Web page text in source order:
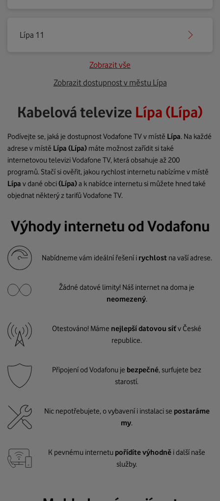
Lípa 11
Zobrazit vše
Zobrazit dostupnost v městu Lípa
Kabelová televize Lípa (Lípa)
Podívejte se, jaká je dostupnost Vodafone TV v místě Lípa. Na každé
adrese v místě Lípa (Lípa) máte možnost zařídit si také
internetovou televizi Vodafone TV, která obsahuje až 200
programů. Stačí si ověřit, jakou rychlost internetu nabízíme v místě
Lípa v dané obci(Lípa)a k nabídce internetu si můžete hned také
objednat některý z tarifů Vodafone TV.
Výhody internetu od Vodafonu
Nabídneme vám ideální řešení i rychlost na vaší adrese.
Žádné datové limity! Náš internet na doma je
neomezený.
Otestováno! Máme nejlepší datovou síťv České
republice.
Připojení od Vodafonu je bezpečné, surfujete bez
starostí.
Nic nepotřebujete, o vybavení i instalaci se postaráme
my.
K pevnému internetu pořídíte výhodně i další naše
služby.